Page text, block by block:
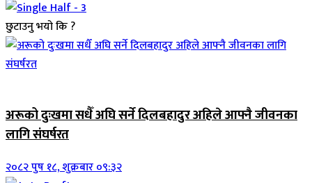
छुटाउनु भयो कि ?
अरूको दुःखमा सधैँ अघि सर्ने दिलबहादुर अहिले आफ्नै जीवनका
लागि संघर्षरत
२०८२ पुष १८, शुक्रबार ०९:३२